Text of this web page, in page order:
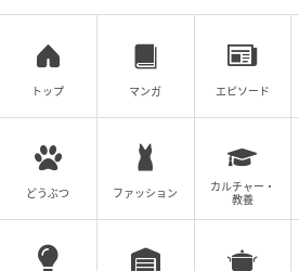
ディオールスキン フォーエヴァ
02 ￥7,920（）
トップ マンガ エピソード
どうぶつ ファッション
カルチャー・
教養